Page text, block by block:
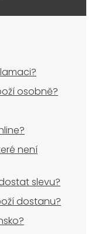
osobně?
není
slevu?
dostanu?